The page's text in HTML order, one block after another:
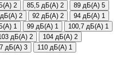
2 85,5 дБ(А) 2 89 дБ(А) 5
2 92 дБ(А) 2 94 дБ(А) 1
1 99 дБ(А) 1 100,7 дБ(А) 1
дБ(А) 2 104 дБ(А) 2
дБ(А) 3 110 дБ(А) 1